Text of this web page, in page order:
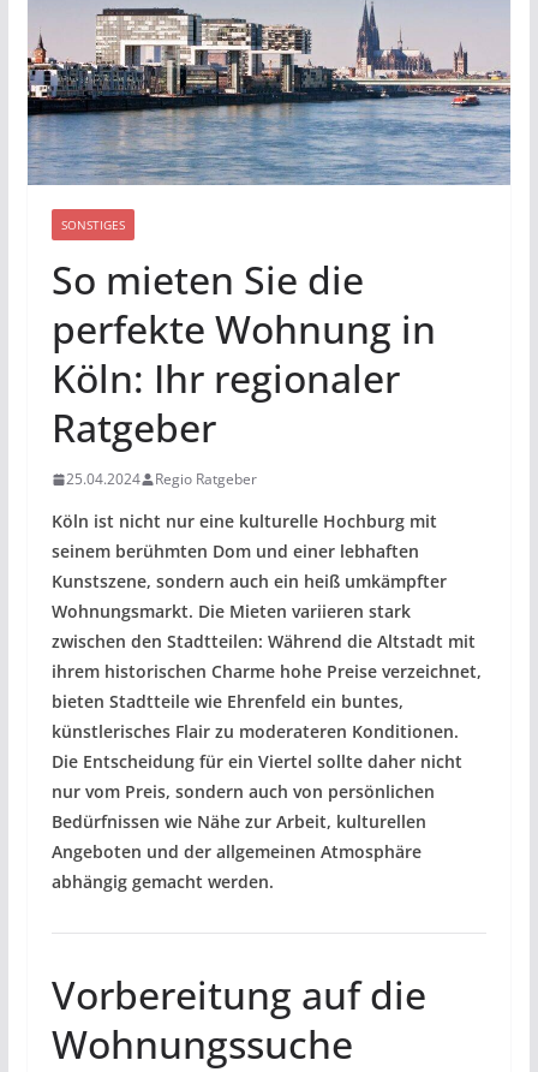
SONSTIGES
So mieten Sie die
perfekte Wohnung in
Köln: Ihr regionaler
Ratgeber
25.04.2024 Regio Ratgeber
Köln ist nicht nur eine kulturelle Hochburg mit
seinem berühmten Dom und einer lebhaften
Kunstszene, sondern auch ein heiß umkämpfter
Wohnungsmarkt. Die Mieten variieren stark
zwischen den Stadtteilen: Während die Altstadt mit
ihrem historischen Charme hohe Preise verzeichnet,
bieten Stadtteile wie Ehrenfeld ein buntes,
künstlerisches Flair zu moderateren Konditionen.
Die Entscheidung für ein Viertel sollte daher nicht
nur vom Preis, sondern auch von persönlichen
Bedürfnissen wie Nähe zur Arbeit, kulturellen
Angeboten und der allgemeinen Atmosphäre
abhängig gemacht werden.
Vorbereitung auf die
Wohnungssuche